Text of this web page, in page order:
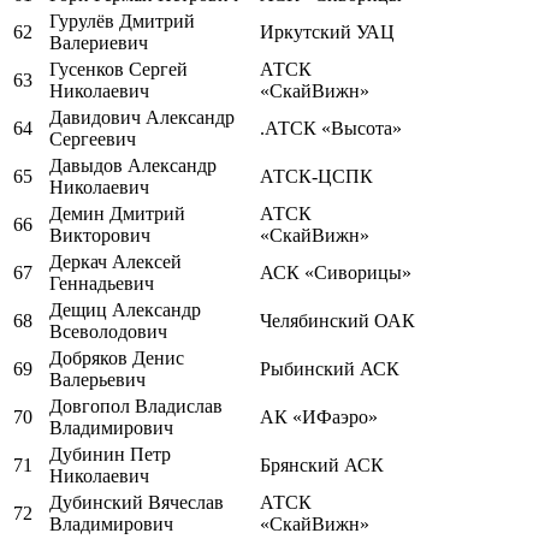
62
Гурулёв Дмитрий
Валериевич
Иркутский УАЦ
63
Гусенков Сергей
Николаевич
АТСК
«СкайВижн»
64
Давидович Александр
Сергеевич
.АТСК «Высота»
65
Давыдов Александр
Николаевич
АТСК-ЦСПК
66
Демин Дмитрий
Викторович
АТСК
«СкайВижн»
67
Деркач Алексей
Геннадьевич
АСК «Сиворицы»
68
Дещиц Александр
Всеволодович
Челябинский ОАК
69
Добряков Денис
Валерьевич
Рыбинский АСК
70
Довгопол Владислав
Владимирович
АК «ИФаэро»
71
Дубинин Петр
Николаевич
Брянский АСК
72
Дубинский Вячеслав
Владимирович
АТСК
«СкайВижн»